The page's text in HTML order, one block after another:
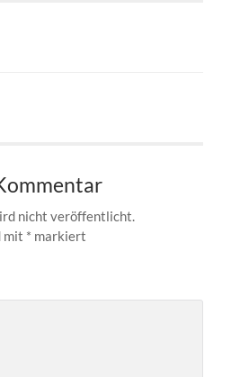
nicht veröffentlicht.
mit * markiert